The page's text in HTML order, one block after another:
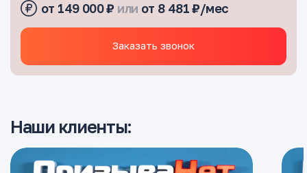
от 149 000 ₽ или от 8 481 ₽/мес
Заказать звонок
Наши клиенты: